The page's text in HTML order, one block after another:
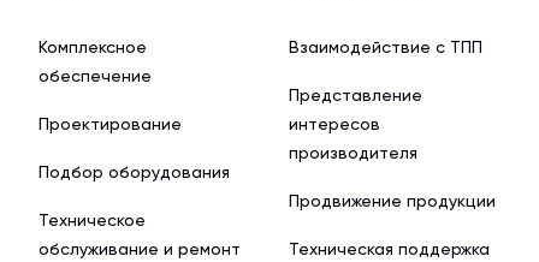
Комплексное
обеспечение
Проектирование
Подбор оборудования
Техническое
обслуживание и ремонт
Взаимодействие с ТПП
Представление
интересов
производителя
Продвижение продукции
Техническая поддержка